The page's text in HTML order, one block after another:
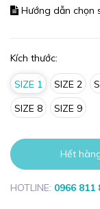
Hướng dẫn chọn
Kích thước:
SIZE 1 SIZE 2
SIZE 8
SIZE 9
Hết
HOTLINE: 0966 811